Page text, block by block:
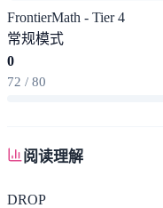
FrontierMath - Tier 4
常规模式
0
72 / 80
阅读理解
DROP